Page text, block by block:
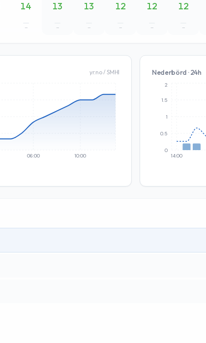
14
–
13
–
13
–
12
–
12
–
12
–
yr.no / SMHI
06:00 10:00
Nederbörd · 24h
14:00
0
0.5
1
1.5
2